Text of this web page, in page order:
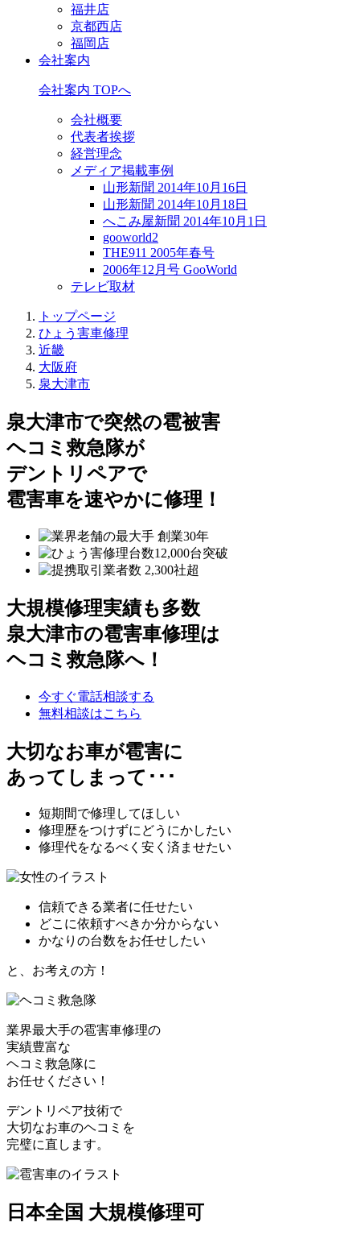
福井店
京都西店
福岡店
会社案内
会社案内 TOPへ
会社概要
代表者挨拶
経営理念
メディア掲載事例
山形新聞 2014年10月16日
山形新聞 2014年10月18日
へこみ屋新聞 2014年10月1日
gooworld2
THE911 2005年春号
2006年12月号 GooWorld
テレビ取材
トップページ
ひょう害車修理
近畿
大阪府
泉大津市
泉大津市で突然の雹被害
ヘコミ救急隊が
デントリペアで
雹害車を速やかに修理！
大規模修理実績も多数
泉大津市の雹害車修理は
ヘコミ救急隊へ！
今すぐ電話相談する
無料相談はこちら
大切なお車が雹害に
あってしまって･･･
短期間で修理してほしい
修理歴をつけずにどうにかしたい
修理代をなるべく安く済ませたい
信頼できる業者に任せたい
どこに依頼すべきか分からない
かなりの台数をお任せしたい
と、お考えの方！
業界最大手の雹害車修理の
実績豊富な
ヘコミ救急隊に
お任せください！
デントリペア技術で
大切なお車のヘコミを
完璧に直します。
日本全国 大規模修理可